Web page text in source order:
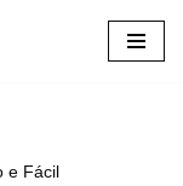
e Fácil